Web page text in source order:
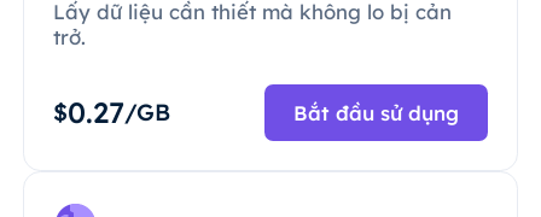
Lấy dữ liệu cần thiết mà không lo bị cản
trở.
$0.27/GB Bắt đầu sử dụng